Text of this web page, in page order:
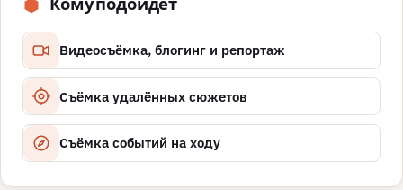
Кому подойдёт
Видеосъёмка, блогинг и репортаж
Съёмка удалённых сюжетов
Съёмка событий на ходу